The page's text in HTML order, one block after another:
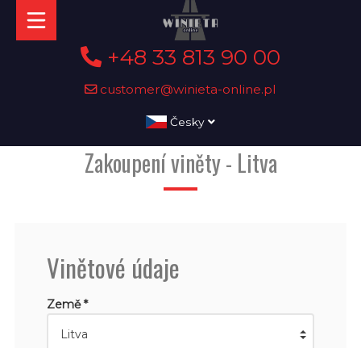
+48 33 813 90 00
customer@winieta-online.pl
Česky
Zakoupení viněty - Litva
Vinětové údaje
Země *